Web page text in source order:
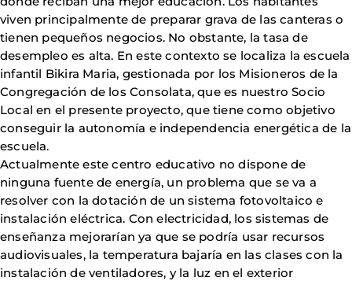
viven principalmente de preparar grava de las canteras o
tienen pequeños negocios. No obstante, la tasa de
desempleo es alta. En este contexto se localiza la escuela
infantil Bikira Maria, gestionada por los Misioneros de la
Congregación de los Consolata, que es nuestro Socio
Local en el presente proyecto, que tiene como objetivo
conseguir la autonomía e independencia energética de la
escuela.
Actualmente este centro educativo no dispone de
ninguna fuente de energía, un problema que se va a
resolver con la dotación de un sistema fotovoltaico e
instalación eléctrica. Con electricidad, los sistemas de
enseñanza mejorarían ya que se podría usar recursos
audiovisuales, la temperatura bajaría en las clases con la
instalación de ventiladores, y la luz en el exterior